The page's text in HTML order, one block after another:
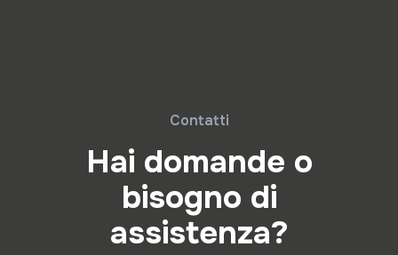
Contatti
Hai domande o
bisogno di
assistenza?